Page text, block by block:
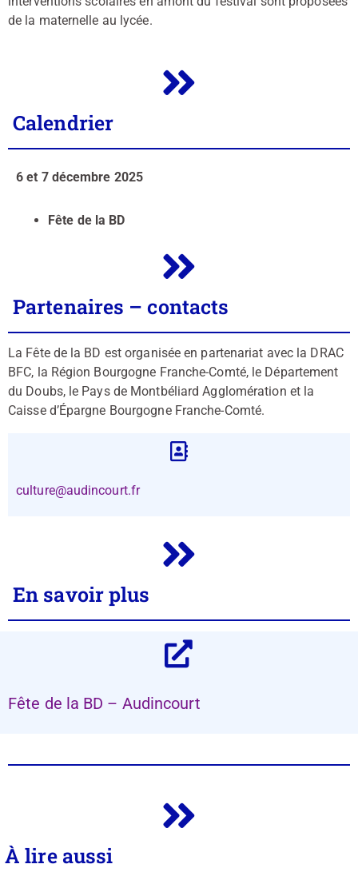
de la maternelle au lycée.
Calendrier
6 et 7 décembre 2025
Fête de la BD
Partenaires – contacts
La Fête de la BD est organisée en partenariat avec la DRAC
BFC, la Région Bourgogne Franche-Comté, le Département
du Doubs, le Pays de Montbéliard Agglomération et la
Caisse d’Épargne Bourgogne Franche-Comté.
culture@audincourt.fr
En savoir plus
Fête de la BD – Audincourt
À lire aussi